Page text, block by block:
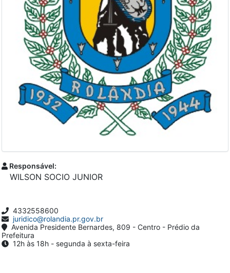
Responsável:
WILSON SOCIO JUNIOR
4332558600
juridico@rolandia.pr.gov.br
Avenida Presidente Bernardes, 809 - Centro - Prédio da
Prefeitura
12h às 18h - segunda à sexta-feira